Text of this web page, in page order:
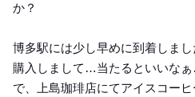
か？
博多駅には少し早めに到着しま
購入しまして…当たるといいな
で、上島珈琲店にてアイスコー